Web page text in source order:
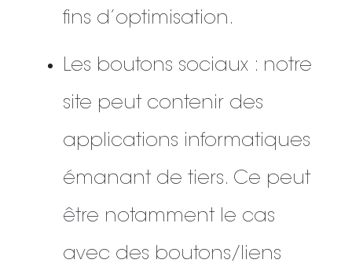
fins d’optimisation.
Les boutons sociaux : notre
site peut contenir des
applications informatiques
émanant de tiers. Ce peut
être notamment le cas
avec des boutons/liens